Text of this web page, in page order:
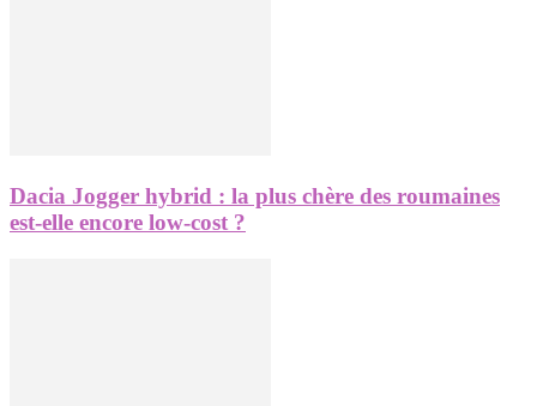
Dacia Jogger hybrid : la plus chère des roumaines
est-elle encore low-cost ?